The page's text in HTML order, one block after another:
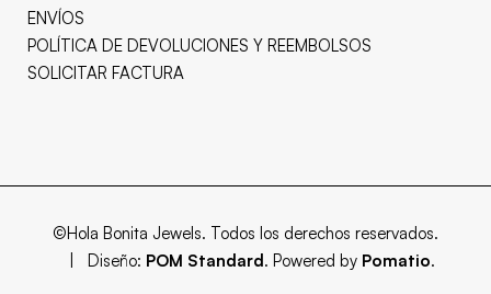
ENVÍOS
POLÍTICA DE DEVOLUCIONES Y REEMBOLSOS
SOLICITAR FACTURA
©Hola Bonita Jewels. Todos los derechos reservados.
| Diseño: POM Standard. Powered by Pomatio.